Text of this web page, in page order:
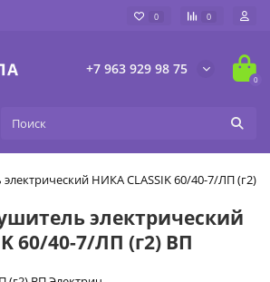
0 0
+7 963 929 98 75
0
НИКА CLASSIK 60/40-7/ЛП (г2)
электрический
60/40-7/ЛП (г2) ВП